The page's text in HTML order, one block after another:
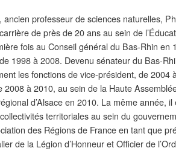
ancien professeur de sciences naturelles,
de près de 20 ans au sein de
fois au Conseil général du Bas-Rhin en
1998 à 2008. Devenu sénateur du Bas-
les fonctions de vice-président, de 2004
2008 à 2010, au sein de la Haute
d’Alsace en 2010. La même année,
territoriales au sein du
des Régions de France en tant que
de la Légion d’Honneur et Officier de